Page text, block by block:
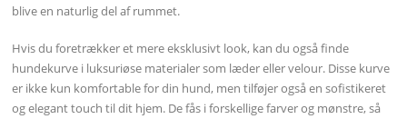
blive en naturlig del af rummet.
Hvis du foretrækker et mere eksklusivt look, kan du også finde
hundekurve i luksuriøse materialer som læder eller velour. Disse kurve
er ikke kun komfortable for din hund, men tilføjer også en sofistikeret
og elegant touch til dit hjem. De fås i forskellige farver og mønstre, så